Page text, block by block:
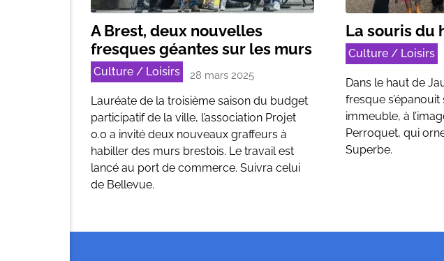
A Brest, deux nouvelles
fresques géantes sur les murs
Culture / Loisirs 28 mars 2025
Lauréate de la troisième saison du budget
participatif de la ville, l’association Projet
0.0 a invité deux nouveaux graffeurs à
habiller des murs brestois. Le travail est
lancé au port de commerce. Suivra celui
de Bellevue.
La souris du
Culture / Loisirs
Dans le haut de
fresque s’épanouit
immeuble, à
Perroquet, qui
Superbe.